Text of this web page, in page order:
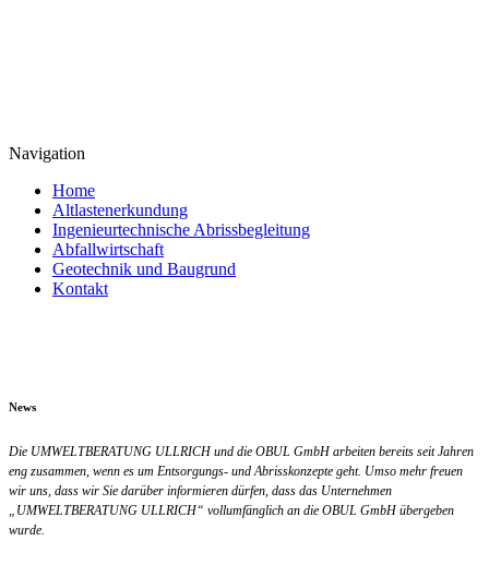
Navigation
Home
Altlastenerkundung
Ingenieurtechnische Abrissbegleitung
Abfallwirtschaft
Geotechnik und Baugrund
Kontakt
News
Die UMWELTBERATUNG ULLRICH und die OBUL GmbH arbeiten bereits seit Jahren
eng zusammen, wenn es um Entsorgungs- und Abrisskonzepte geht. Umso mehr freuen
wir uns, dass wir Sie darüber informieren dürfen, dass das Unternehmen
„UMWELTBERATUNG ULLRICH“ vollumfänglich an die OBUL GmbH übergeben
wurde.